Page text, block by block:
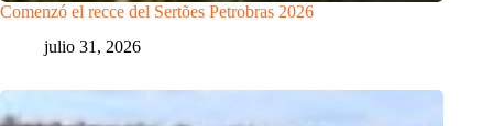
Comenzó el recce del Sertões Petrobras 2026
julio 31, 2026